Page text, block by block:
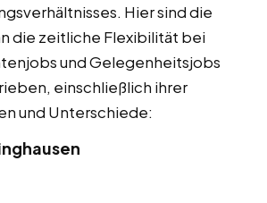
Hier sind die
die zeitliche Flexibilität bei
und Gelegenheitsjobs
einschließlich ihrer
und Unterschiede: